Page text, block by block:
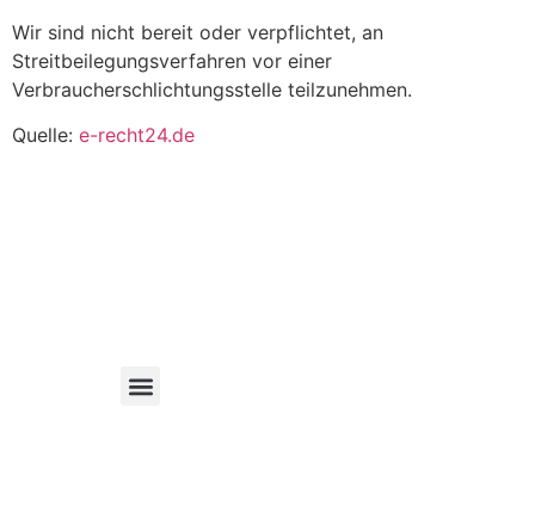
Wir sind nicht bereit oder verpflichtet, an
Streitbeilegungsverfahren vor einer
Verbraucherschlichtungsstelle teilzunehmen.
Quelle: e-recht24.de